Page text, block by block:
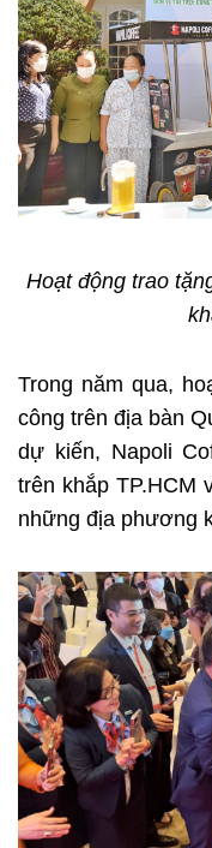
Hoạt động trao
Trong năm qua,
công trên địa bàn
dự kiến, Napoli
trên khắp TP.HCM
những địa phương